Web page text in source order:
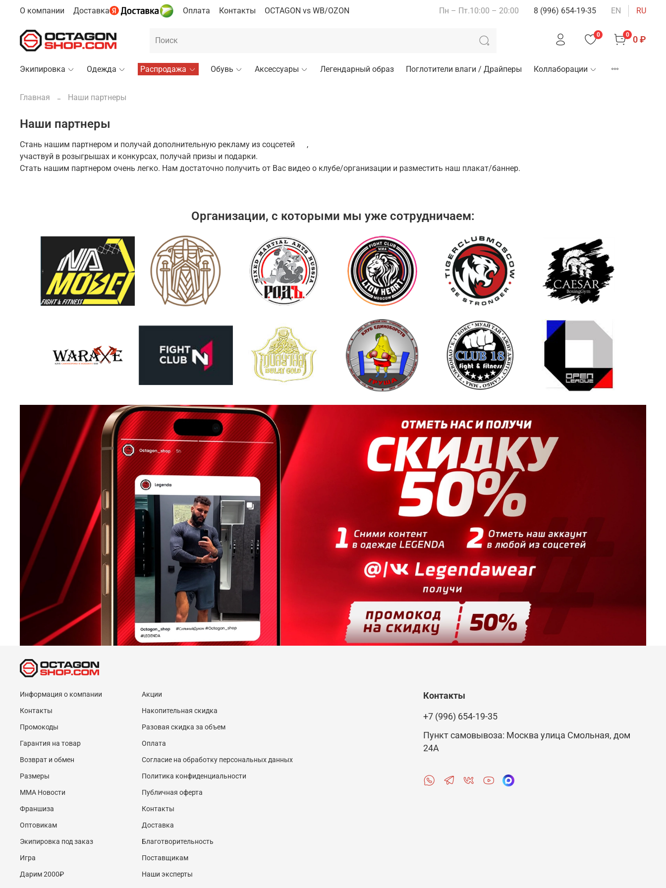
О компании Доставка Оплата Контакты OCTAGON vs WB/OZON Пн – Пт.10:00 – 20:00 8 (996) 654-19-35 EN RU
0 0 0 ₽
Экипировка Одежда Распродажа Обувь Аксессуары Легендарный образ Поглотители влаги / Драйперы Коллаборации
Главная Наши партнеры
Наши партнеры
Стань нашим партнером и получай дополнительную рекламу из соцсетей
,
участвуй в розыгрышах и конкурсах, получай призы и подарки.
Стать нашим партнером очень легко. Нам достаточно получить от Вас видео о клубе/организации и разместить наш плакат/баннер.
Организации, с которыми мы уже сотрудничаем:
Информация о компании
Контакты
Промокоды
Гарантия на товар
Возврат и обмен
Размеры
MMA Новости
Франшиза
Оптовикам
Экипировка под заказ
Игра
Дарим 2000₽
Акции
Накопительная скидка
Разовая скидка за объем
Оплата
Согласие на обработку персональных данных
Политика конфиденциальности
Публичная оферта
Контакты
Доставка
Благотворительность
Поставщикам
Наши эксперты
Контакты
+7 (996) 654-19-35
Пункт самовывоза: Москва улица Смольная, дом
24А